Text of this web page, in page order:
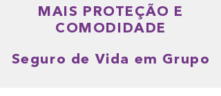
MAIS PROTEÇÃO E
COMODIDADE
Seguro de Vida em Grupo